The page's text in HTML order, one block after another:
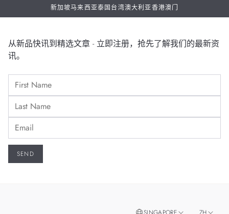
新加坡马来西亚泰国台湾澳大利亚香港澳门
从新品快讯到精选文章 - 立即注册，抢先了解我们的最新资
讯。